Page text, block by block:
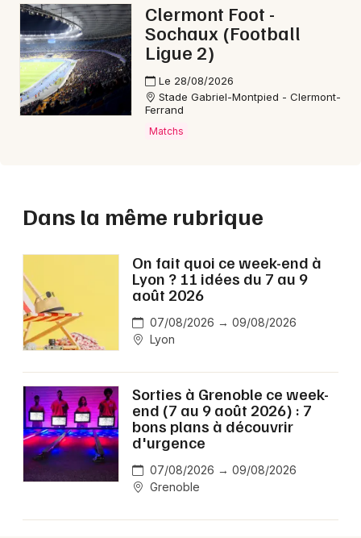
Clermont Foot -
Sochaux (Football
Ligue 2)
Le 28/08/2026
Stade Gabriel-Montpied - Clermont-
Ferrand
Matchs
Dans la même rubrique
On fait quoi ce week-end à
Lyon ? 11 idées du 7 au 9
août 2026
07/08/2026 → 09/08/2026
Lyon
Sorties à Grenoble ce week-
end (7 au 9 août 2026) : 7
bons plans à découvrir
d'urgence
07/08/2026 → 09/08/2026
Grenoble